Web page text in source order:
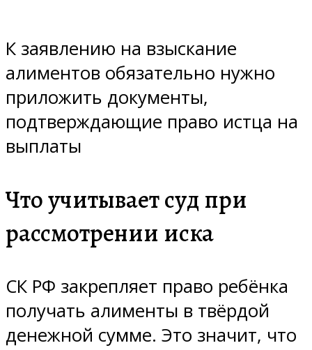
К заявлению на взыскание
алиментов обязательно нужно
приложить документы,
подтверждающие право истца на
выплаты
Что учитывает суд при
рассмотрении иска
СК РФ закрепляет право ребёнка
получать алименты в твёрдой
денежной сумме. Это значит, что